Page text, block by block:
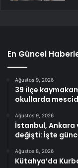
En Güncel
Ağustos 9, 2026
39 ilçe
okullarda
Ağustos 9, 2026
İstanbul, Ankara
değişti: İşte
Ağustos 8, 2026
Kütahya’da